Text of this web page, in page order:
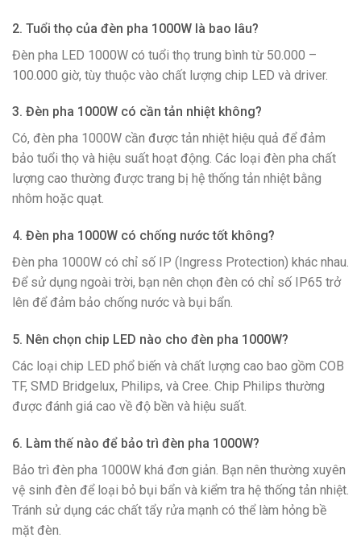
2. Tuổi thọ của đèn pha 1000W là bao lâu?
Đèn pha LED 1000W có tuổi thọ trung bình từ 50.000 –
100.000 giờ, tùy thuộc vào chất lượng chip LED và driver.
3. Đèn pha 1000W có cần tản nhiệt không?
Có, đèn pha 1000W cần được tản nhiệt hiệu quả để đảm
bảo tuổi thọ và hiệu suất hoạt động. Các loại đèn pha chất
lượng cao thường được trang bị hệ thống tản nhiệt bằng
nhôm hoặc quạt.
4. Đèn pha 1000W có chống nước tốt không?
Đèn pha 1000W có chỉ số IP (Ingress Protection) khác nhau.
Để sử dụng ngoài trời, bạn nên chọn đèn có chỉ số IP65 trở
lên để đảm bảo chống nước và bụi bẩn.
5. Nên chọn chip LED nào cho đèn pha 1000W?
Các loại chip LED phổ biến và chất lượng cao bao gồm COB
TF, SMD Bridgelux, Philips, và Cree. Chip Philips thường
được đánh giá cao về độ bền và hiệu suất.
6. Làm thế nào để bảo trì đèn pha 1000W?
Bảo trì đèn pha 1000W khá đơn giản. Bạn nên thường xuyên
vệ sinh đèn để loại bỏ bụi bẩn và kiểm tra hệ thống tản nhiệt.
Tránh sử dụng các chất tẩy rửa mạnh có thể làm hỏng bề
mặt đèn.